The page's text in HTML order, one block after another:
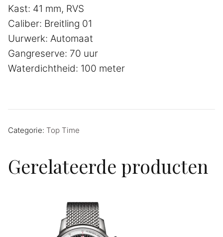
Kast: 41 mm, RVS
Caliber: Breitling 01
Uurwerk: Automaat
Gangreserve: 70 uur
Waterdichtheid: 100 meter
Categorie: Top Time
Gerelateerde producten